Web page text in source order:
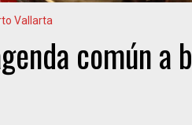
Vallarta
común a